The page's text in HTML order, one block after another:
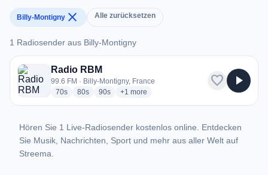
Billy-Montigny close Alle zurücksetzen
1 Radiosender aus Billy-Montigny
1 Radiosender aus Billy-Montigny
Radio RBM
99.6 FM · Billy-Montigny, France
70sradio stations
80sradio stations
90sradio stations
+1 more genres for Radio RBM
more
favorite play_arrow
Hören Sie 1 Live-Radiosender kostenlos online. Entdecken
Sie Musik, Nachrichten, Sport und mehr aus aller Welt auf
Streema.